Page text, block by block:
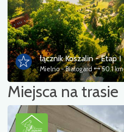
łącznik Koszalin - Etap I
Mielno - Białogard 50.1 km
Miejsca na trasie